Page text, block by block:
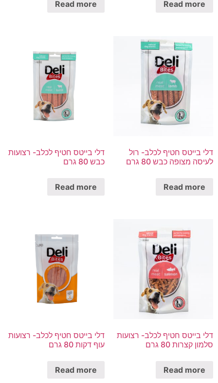
Read more
Read more
דלי בייטס חטיף לכלב- רול
לעיסה מצופה כבש 80 גרם
Read more
דלי בייטס חטיף לכלב- רצועות
כבש 80 גרם
Read more
דלי בייטס חטיף לכלב- רצועות
סלמון קצרות 80 גרם
Read more
דלי בייטס חטיף לכלב- רצועות
עוף דקות 80 גרם
Read more